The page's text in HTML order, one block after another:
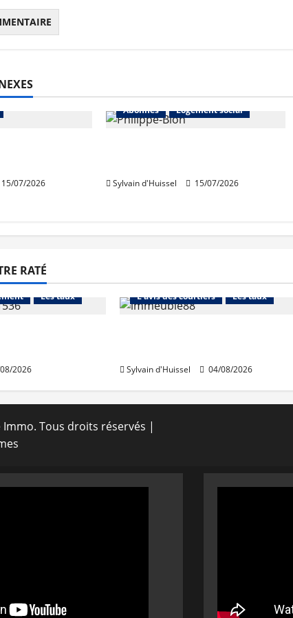
du neuf
15/07/2026
Abonnés Logement social
Sylvain d'Huissel 15/07/2026
RATÉ
Les taux
2026
L'avis des courtiers
Les taux
Sylvain d'Huissel 04/08/2026
Tous droits réservés |